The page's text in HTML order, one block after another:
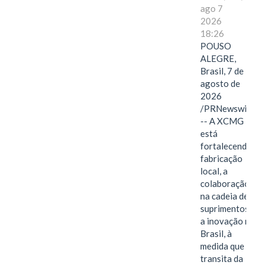
ago 7
2026
18:26
POUSO
ALEGRE,
Brasil, 7 de
agosto de
2026
/PRNewswire/
-- A XCMG
está
fortalecendo a
fabricação
local, a
colaboração
na cadeia de
suprimentos e
a inovação no
Brasil, à
medida que
transita da